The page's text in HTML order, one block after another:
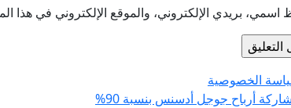
اسمي، بريدي الإلكتروني، والموقع الإلكتروني في هذا
الخصوصية
أرباح جوجل أدسنس بنسبة 90%